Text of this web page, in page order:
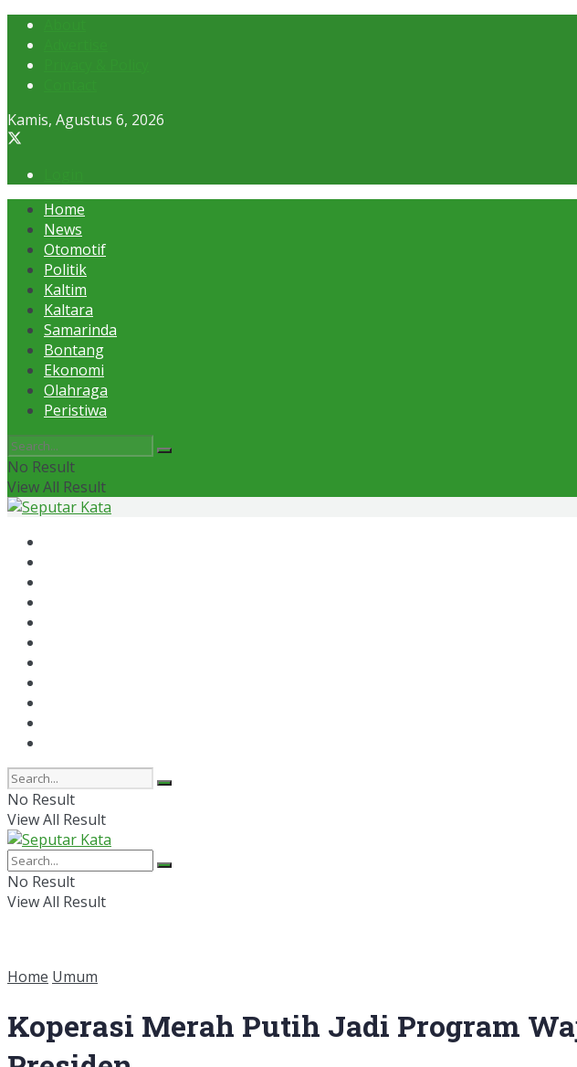
Kamis, Agustus 6, 2026
Home
News
Otomotif
Politik
Kaltim
Kaltara
Samarinda
Bontang
Ekonomi
Olahraga
Peristiwa
No Result
View All Result
No Result
View All Result
No Result
View All Result
Home Umum
Koperasi Merah Putih Jadi Program